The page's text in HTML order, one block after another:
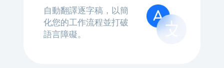
自動翻譯逐字稿，以簡
化您的工作流程並打破
語言障礙。